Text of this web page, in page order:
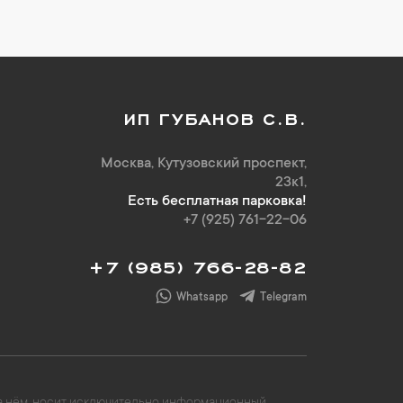
ИП ГУБАНОВ С.В.
Москва, Кутузовский проспект,
23к1,
Есть бесплатная парковка!
+7 (925) 761-22-06
+7 (985) 766-28-82
Whatsapp Telegram